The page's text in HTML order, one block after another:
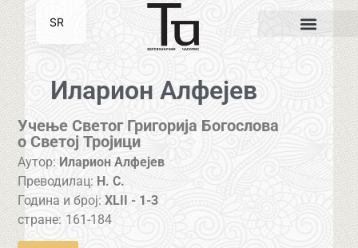
Иларион Алфејев
Учење Светог Григорија Богослова
о Светој Тројици
Аутор: Иларион Алфејев
Преводилац: Н. С.
Година и број:XLII - 1-3
стране: 161-184
SR
EN